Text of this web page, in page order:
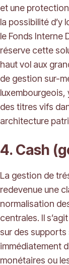
et une
la possibilité d’y
le Fonds Interne
réserve cette
haut vol aux
de gestion sur-
des titres vifs
architecture
4. Cash
La gestion de
redevenue une
normalisation
centrales. Il
sur des supports
immédiatement
monétaires ou